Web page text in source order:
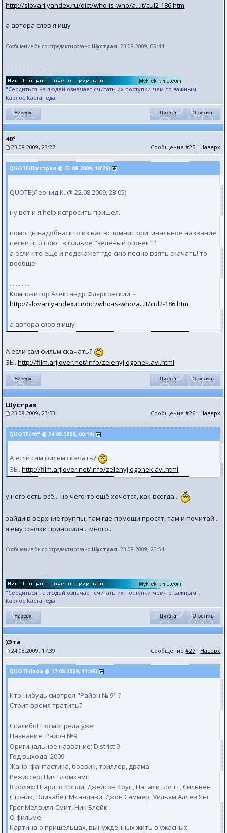
http://slovari.yandex.ru/dict/who-is-who/a...lt/cul2-186.htm
а автора слов я ищу
Сообщение было отредактировано Шустрая: 23.08.2009, 09:44
--------------------
"Сердиться на людей означает считать их поступки чем-то важным".
Карлос Кастанеда
40°
23.08.2009, 23:27 Сообщение#25 | Наверх
QUOTE(Шустрая @ 23.08.2009, 10:26)
QUOTE(Леонид К. @ 22.08.2009, 23:05)
ну вот и я help испросить пришел.
помощь надобна: кто из вас вспомнит оригинальное название
песни что поют в фильме "зеленый огонек"?
а если кто еще и подскажет где сию песню взять скачать! то
вообще!
..............
Композитор Александр Флярковский, -
http://slovari.yandex.ru/dict/who-is-who/a...lt/cul2-186.htm
а автора слов я ищу
А если сам фильм скачать?
ЗЫ.http://film.arjlover.net/info/zelenyj.ogonek.avi.html
Шустрая
23.08.2009, 23:53 Сообщение#26 | Наверх
QUOTE(40° @ 24.08.2009, 00:14)
А если сам фильм скачать?
ЗЫ.http://film.arjlover.net/info/zelenyj.ogonek.avi.html
у него есть всё... но чего-то ещё хочется, как всегда...
зайди в верхние группы, там где помощи просят, там и почитай...
я ему ссылки приносила... много...
Сообщение было отредактировано Шустрая: 23.08.2009, 23:54
--------------------
"Сердиться на людей означает считать их поступки чем-то важным".
Карлос Кастанеда
)Эта
24.08.2009, 17:39 Сообщение#27 | Наверх
QUOTE(leda @ 17.08.2009, 11:49)
Кто-нибудь смотрел "Район № 9" ?
Стоит вре мя тратить?
Спасибо! Посмотрела уже!
Название: Район №9
Оригинальное название: District 9
Год выхода: 2009
Жанр: фантастика, боевик, триллер, драма
Режиссер: Нил Бломкамп
В ролях: Шарлто Копли, Джейсон Коуп, Натали Болтт, Сильвен
Страйк, Элизабет Мкандави, Джон Саммер, Уильям Аллен Янг,
Грег Мелвилл-Смит, Ник Блейк
О фильме:
Картина о пришельцах, вынужденных жить в ужасных